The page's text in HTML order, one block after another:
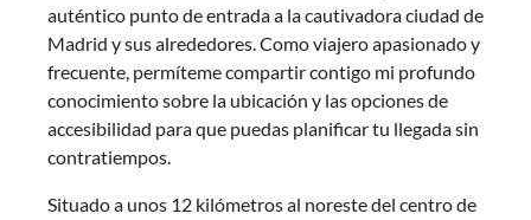
auténtico punto de entrada a la cautivadora ciudad de
Madrid y sus alrededores. Como viajero apasionado y
frecuente, permíteme compartir contigo mi profundo
conocimiento sobre la ubicación y las opciones de
accesibilidad para que puedas planificar tu llegada sin
contratiempos.
Situado a unos 12 kilómetros al noreste del centro de